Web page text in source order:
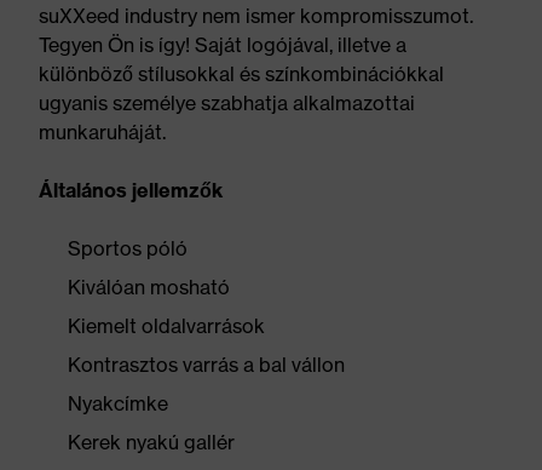
suXXeed industry nem ismer kompromisszumot.
Tegyen Ön is így! Saját logójával, illetve a
különböző stílusokkal és színkombinációkkal
ugyanis személye szabhatja alkalmazottai
munkaruháját.
Általános jellemzők
Sportos póló
Kiválóan mosható
Kiemelt oldalvarrások
Kontrasztos varrás a bal vállon
Nyakcímke
Kerek nyakú gallér